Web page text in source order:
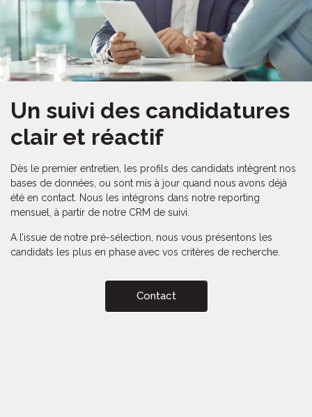
Un suivi des candidatures
clair et réactif
Dès le premier entretien, les profils des candidats intègrent nos
bases de données, ou sont mis à jour quand nous avons déjà
été en contact. Nous les intégrons dans notre reporting
mensuel, à partir de notre CRM de suivi.
A l’issue de notre pré-sélection, nous vous présentons les
candidats les plus en phase avec vos critères de recherche.
Contact